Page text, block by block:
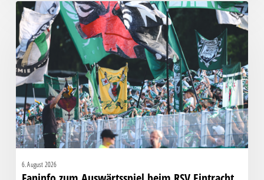
Faninfo
zum
Auswärtsspiel
beim
RSV
Eintracht
6. August 2026